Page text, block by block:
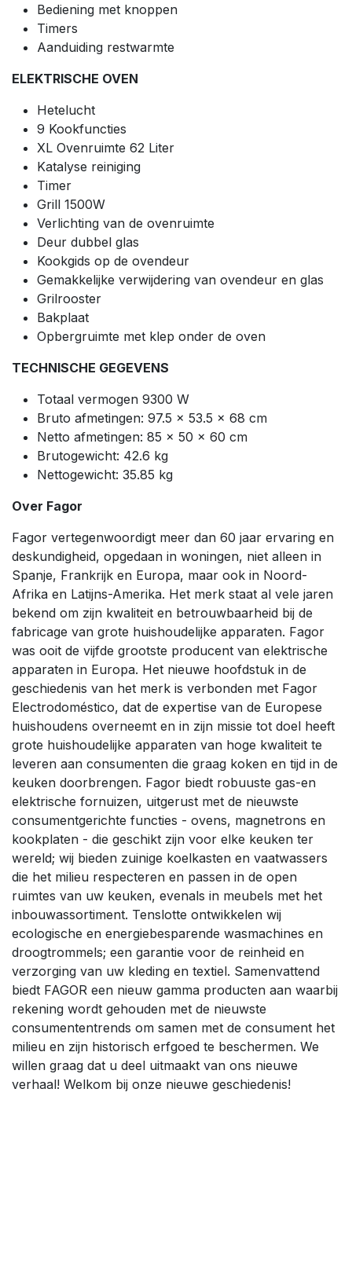
Bediening met knoppen
Timers
Aanduiding restwarmte
ELEKTRISCHE OVEN
Hetelucht
9 Kookfuncties
XL Ovenruimte 62 Liter
Katalyse reiniging
Timer
Grill 1500W
Verlichting van de ovenruimte
Deur dubbel glas
Kookgids op de ovendeur
Gemakkelijke verwijdering van ovendeur en glas
Grilrooster
Bakplaat
Opbergruimte met klep onder de oven
TECHNISCHE GEGEVENS
Totaal vermogen 9300 W
Bruto afmetingen: 97.5 x 53.5 x 68 cm
Netto afmetingen: 85 x 50 x 60 cm
Brutogewicht: 42.6 kg
Nettogewicht: 35.85 kg
Over Fagor
Fagor vertegenwoordigt meer dan 60 jaar ervaring en
deskundigheid, opgedaan in woningen, niet alleen in
Spanje, Frankrijk en Europa, maar ook in Noord-
Afrika en Latijns-Amerika. Het merk staat al vele jaren
bekend om zijn kwaliteit en betrouwbaarheid bij de
fabricage van grote huishoudelijke apparaten. Fagor
was ooit de vijfde grootste producent van elektrische
apparaten in Europa. Het nieuwe hoofdstuk in de
geschiedenis van het merk is verbonden met Fagor
Electrodoméstico, dat de expertise van de Europese
huishoudens overneemt en in zijn missie tot doel heeft
grote huishoudelijke apparaten van hoge kwaliteit te
leveren aan consumenten die graag koken en tijd in de
keuken doorbrengen. Fagor biedt robuuste gas-en
elektrische fornuizen, uitgerust met de nieuwste
consumentgerichte functies - ovens, magnetrons en
kookplaten - die geschikt zijn voor elke keuken ter
wereld; wij bieden zuinige koelkasten en vaatwassers
die het milieu respecteren en passen in de open
ruimtes van uw keuken, evenals in meubels met het
inbouwassortiment. Tenslotte ontwikkelen wij
ecologische en energiebesparende wasmachines en
droogtrommels; een garantie voor de reinheid en
verzorging van uw kleding en textiel. Samenvattend
biedt FAGOR een nieuw gamma producten aan waarbij
rekening wordt gehouden met de nieuwste
consumententrends om samen met de consument het
milieu en zijn historisch erfgoed te beschermen. We
willen graag dat u deel uitmaakt van ons nieuwe
verhaal! Welkom bij onze nieuwe geschiedenis!